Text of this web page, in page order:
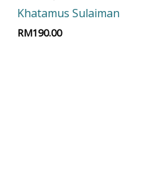
Khatamus Sulaiman
RM190.00